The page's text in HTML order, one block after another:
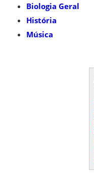
Biologia Geral
História
Música